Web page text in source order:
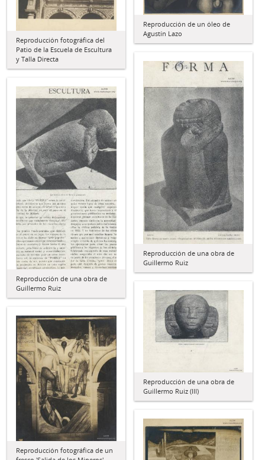
Reproducción de un óleo de
Agustín Lazo
Reproducción fotográfica del
Patio de la Escuela de Escultura
y Talla Directa
Reproducción de una obra de
Guillermo Ruiz
Reproducción de una obra de
Guillermo Ruiz
Reproducción de una obra de
Guillermo Ruiz (III)
Reproducción fotográfica de un